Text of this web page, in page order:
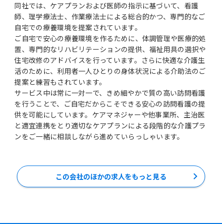
同社では、ケアプランおよび医師の指示に基づいて、看護
師、理学療法士、作業療法士による総合的かつ、専門的なご
自宅での療養環境を提案されています。
ご自宅で安心の療養環境を作るために、体調管理や医療的処
置、専門的なリハビリテーションの提供、福祉用具の選択や
住宅改修のアドバイスを行っています。さらに快適な介護生
活のために、利用者一人ひとりの身体状況による介助法のご
提案と練習もされています。
サービス中は常に一対一で、きめ細やかで質の高い訪問看護
を行うことで、ご自宅だからこそできる安心の訪問看護の提
供を可能にしています。ケアマネジャーや他事業所、主治医
と適宜連携をとり適切なケアプランによる段階的な介護プラ
ンをご一緒に相談しながら進めていらっしゃいます。
この会社のほかの求人をもっと見る